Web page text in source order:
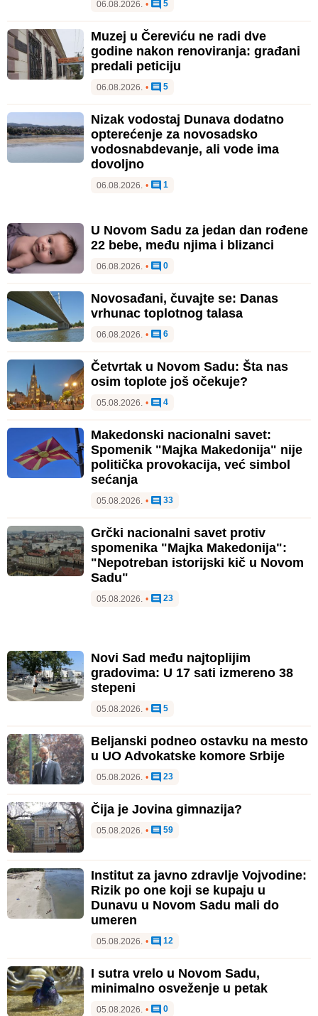
06.08.2026. • 5
Muzej u Čereviću ne radi dve
godine nakon renoviranja: građani
predali peticiju
06.08.2026. • 5
Nizak vodostaj Dunava dodatno
opterećenje za novosadsko
vodosnabdevanje, ali vode ima
dovoljno
06.08.2026. • 1
U Novom Sadu za jedan dan rođene
22 bebe, među njima i blizanci
06.08.2026. • 0
Novosađani, čuvajte se: Danas
vrhunac toplotnog talasa
06.08.2026. • 6
Četvrtak u Novom Sadu: Šta nas
osim toplote još očekuje?
05.08.2026. • 4
Makedonski nacionalni savet:
Spomenik "Majka Makedonija" nije
politička provokacija, već simbol
sećanja
05.08.2026. • 33
Grčki nacionalni savet protiv
spomenika "Majka Makedonija":
"Nepotreban istorijski kič u Novom
Sadu"
05.08.2026. • 23
Novi Sad među najtoplijim
gradovima: U 17 sati izmereno 38
stepeni
05.08.2026. • 5
Beljanski podneo ostavku na mesto
u UO Advokatske komore Srbije
05.08.2026. • 23
Čija je Jovina gimnazija?
05.08.2026. • 59
Institut za javno zdravlje Vojvodine:
Rizik po one koji se kupaju u
Dunavu u Novom Sadu mali do
umeren
05.08.2026. • 12
I sutra vrelo u Novom Sadu,
minimalno osveženje u petak
05.08.2026. • 0